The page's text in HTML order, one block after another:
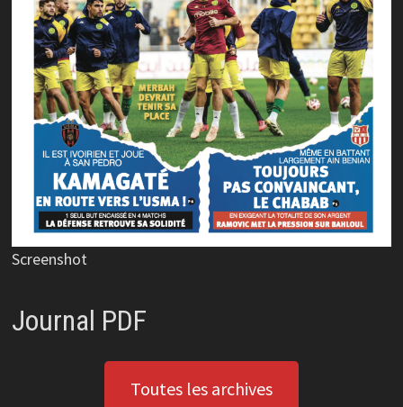
Screenshot
Journal PDF
Toutes les archives